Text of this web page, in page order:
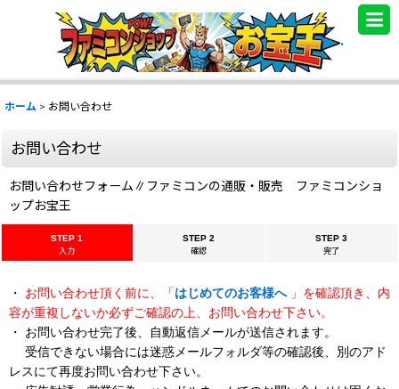
.
ホーム > お問い合わせ
お問い合わせ
お問い合わせフォーム∥ファミコンの通販・販売 ファミコンショ
ップお宝王
STEP 1
入力
STEP 2
確認
STEP 3
完了
・ お問い合わせ頂く前に、「はじめてのお客様へ 」を確認頂き、内
容が重複しないか必ずご確認の上、お問い合わせ下さい。
・ お問い合わせ完了後、自動返信メールが送信されます。
受信できない場合には迷惑メールフォルダ等の確認後、別のアド
レスにて再度お問い合わせ下さい。